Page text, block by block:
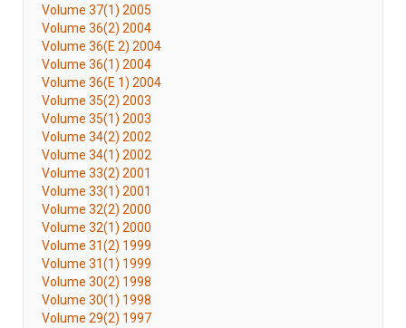
Volume 37(1) 2005
Volume 36(2) 2004
Volume 36(E 2) 2004
Volume 36(1) 2004
Volume 36(E 1) 2004
Volume 35(2) 2003
Volume 35(1) 2003
Volume 34(2) 2002
Volume 34(1) 2002
Volume 33(2) 2001
Volume 33(1) 2001
Volume 32(2) 2000
Volume 32(1) 2000
Volume 31(2) 1999
Volume 31(1) 1999
Volume 30(2) 1998
Volume 30(1) 1998
Volume 29(2) 1997